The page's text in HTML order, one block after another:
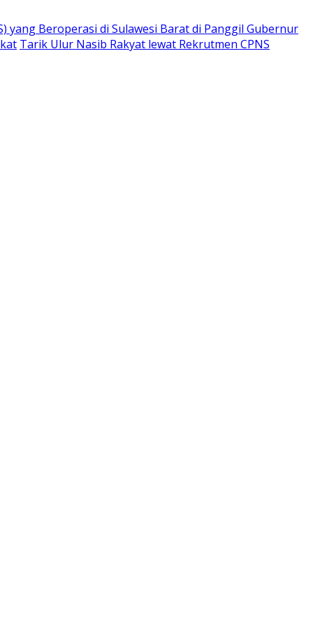
yang Beroperasi di Sulawesi Barat di Panggil Gubernur
Tarik Ulur Nasib Rakyat lewat Rekrutmen CPNS